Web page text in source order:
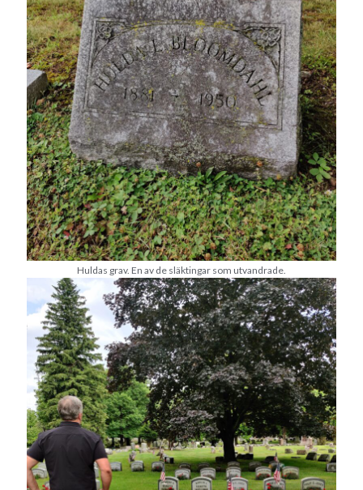
Huldas grav. En av de släktingar som utvandrade.